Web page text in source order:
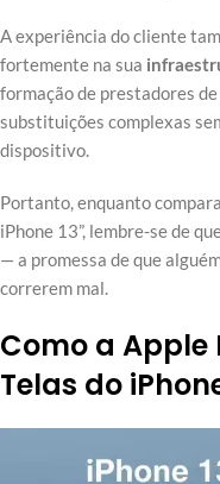
A experiência do cliente
fortemente na sua
formação de prestadores
substituições complexas
dispositivo.
Portanto, enquanto
iPhone 13”, lembre-se de
— a promessa de que
correrem mal.
Como a Apple
Telas do